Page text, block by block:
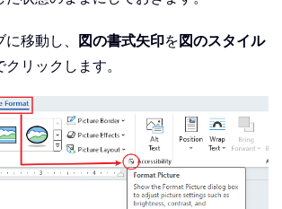
に移動し、 図の書式矢印を 図のスタイル
リックします。